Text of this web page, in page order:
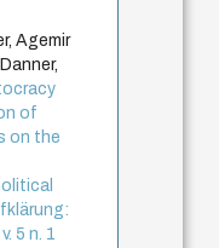
Agemir
of
on the
5 n. 1